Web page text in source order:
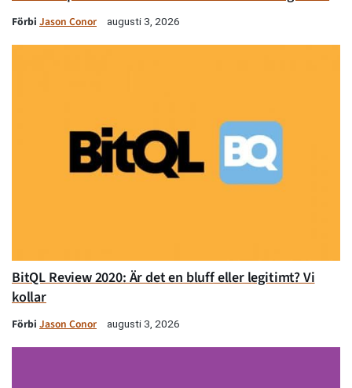
Förbi Jason Conor augusti 3, 2026
BitQL Review 2020: Är det en bluff eller legitimt? Vi
kollar
Förbi Jason Conor augusti 3, 2026